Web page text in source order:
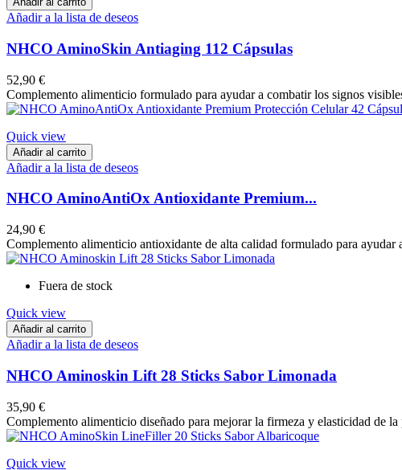
Añadir a la lista de deseos
NHCO AminoSkin Antiaging 112 Cápsulas
52,90 €
Complemento alimenticio formulado para ayudar a combatir los signos
Quick view
Añadir al carrito
Añadir a la lista de deseos
NHCO AminoAntiOx Antioxidante Premium...
24,90 €
Complemento alimenticio antioxidante de alta calidad formulado para
Fuera de stock
Quick view
Añadir al carrito
Añadir a la lista de deseos
NHCO Aminoskin Lift 28 Sticks Sabor Limonada
35,90 €
Complemento alimenticio diseñado para mejorar la firmeza y elasticidad de
Quick view